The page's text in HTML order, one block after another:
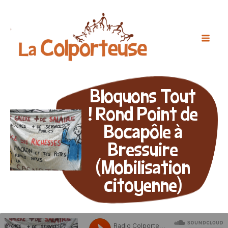
Bloquons Tout
! Rond Point de
Bocapôle à
Bressuire
(Mobilisation
citoyenne)